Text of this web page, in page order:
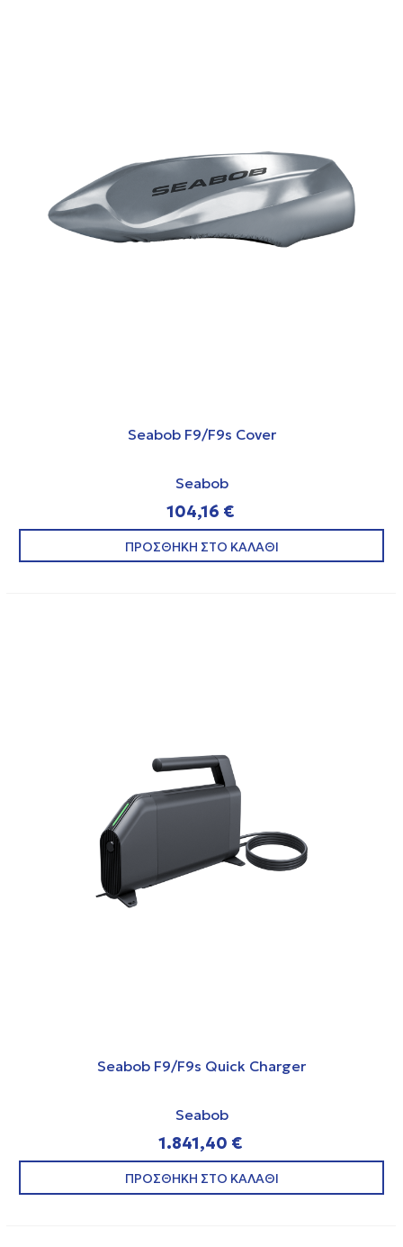
Seabob F9/F9s Cover
Seabob
104,16 €
ΠΡΟΣΘΗΚΗ ΣΤΟ ΚΑΛΑΘΙ
Seabob F9/F9s Quick Charger
Seabob
1.841,40 €
ΠΡΟΣΘΗΚΗ ΣΤΟ ΚΑΛΑΘΙ